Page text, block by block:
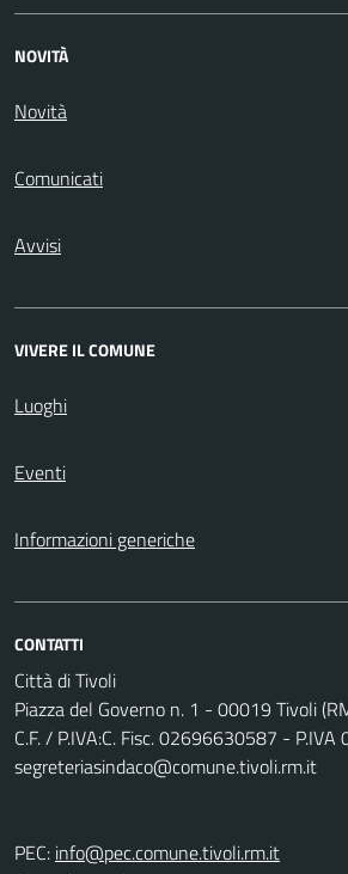
NOVITÀ
Novità
Comunicati
Avvisi
VIVERE IL COMUNE
Luoghi
Eventi
Informazioni generiche
CONTATTI
Città di Tivoli
Piazza del Governo n. 1 - 00019 Tivoli
C.F. / P.IVA:C. Fisc. 02696630587 -
segreteriasindaco@comune.tivoli.rm.it
PEC: info@pec.comune.tivoli.rm.it